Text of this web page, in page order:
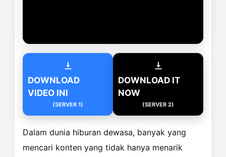
DOWNLOAD
VIDEO INI
(SERVER 1)
DOWNLOAD IT
NOW
(SERVER 2)
Dalam dunia hiburan dewasa, banyak yang
mencari konten yang tidak hanya menarik